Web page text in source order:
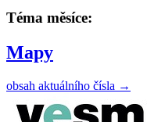
Téma měsíce:
Mapy
obsah aktuálního čísla →